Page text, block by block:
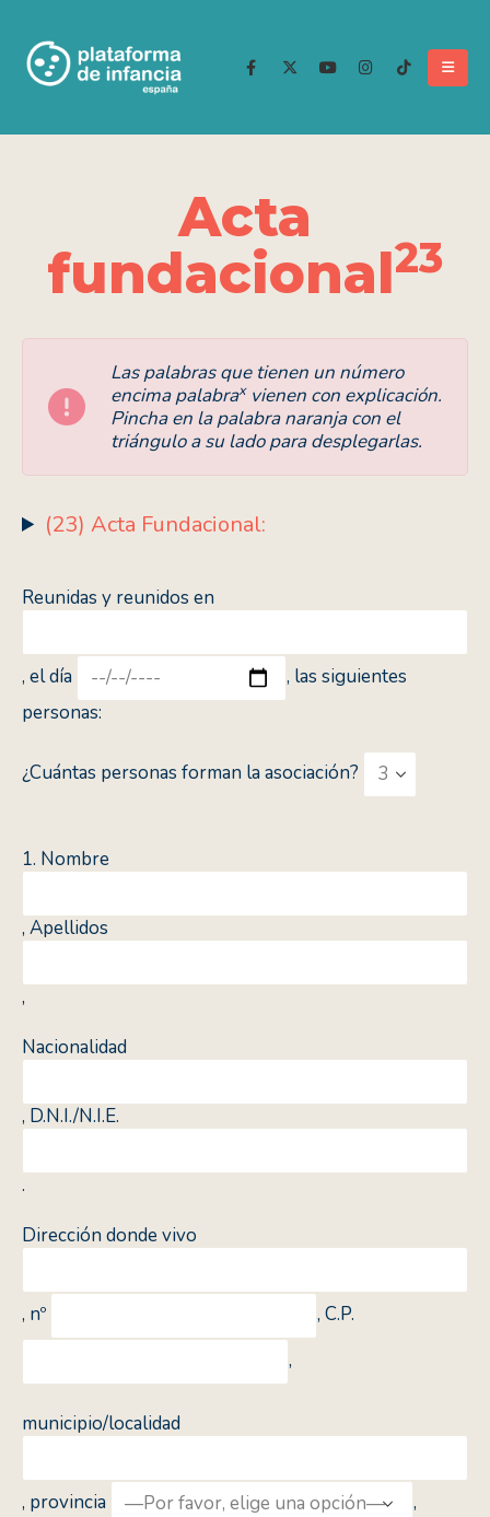
Acta
fundacional23
Las palabras que tienen un número
encima palabraxvienen con explicación.
Pincha en la palabra naranja con el
triángulo a su lado para desplegarlas.
(23) Acta Fundacional:
Reunidas y reunidos en
, el día
, las siguientes
personas:
¿Cuántas personas forman la asociación?
1. Nombre
, Apellidos
,
Nacionalidad
, D.N.I./N.I.E.
.
Dirección donde vivo
, nº
, C.P.
,
municipio/localidad
, provincia ,